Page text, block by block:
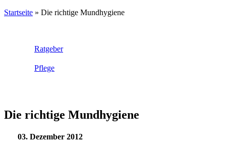
Startseite » Die richtige Mundhygiene
Ratgeber
Pflege
Die richtige Mundhygiene
03. Dezember 2012